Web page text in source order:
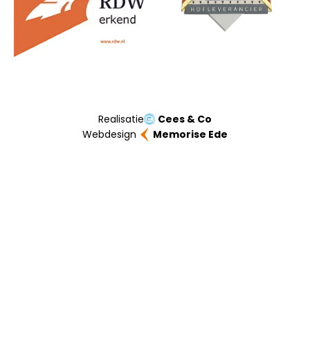
Realisatie
Cees & Co
Webdesign
Memorise Ede